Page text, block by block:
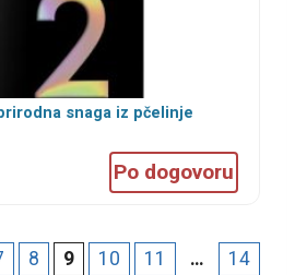
prirodna snaga iz pčelinje
Po dogovoru
8 9 10 11 … 14